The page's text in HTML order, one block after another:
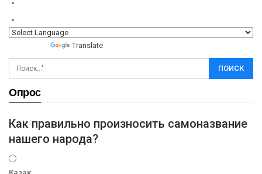
Translate
Опрос
Как правильно произносить самоназвание
нашего народа?